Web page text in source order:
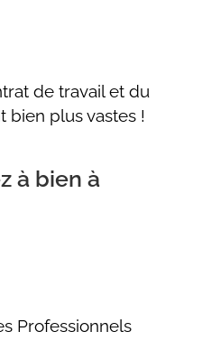
de travail et du
bien plus vastes !
à bien à
Professionnels